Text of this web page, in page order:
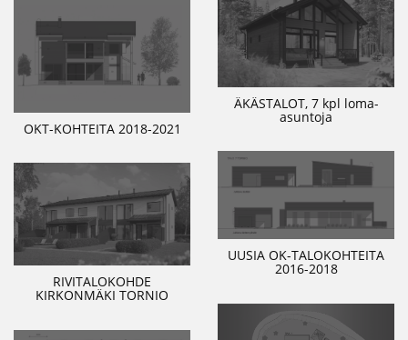
ÄKÄSTALOT, 7 kpl loma-
asuntoja
OKT-KOHTEITA 2018-2021
UUSIA OK-TALOKOHTEITA
2016-2018
RIVITALOKOHDE
KIRKONMÄKI TORNIO